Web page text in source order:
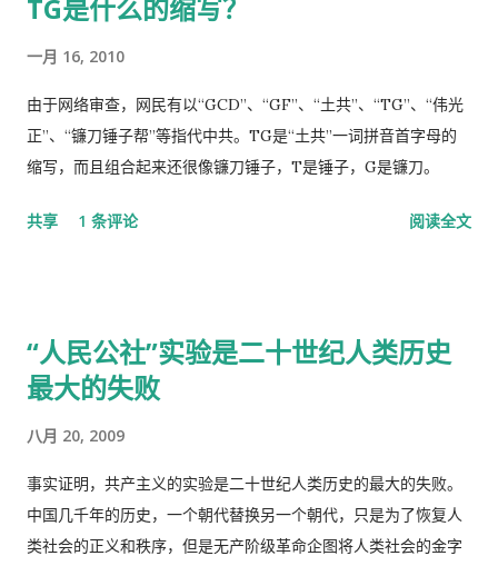
瘟疫是由于你渎职，刻意隐瞒而直接造成的，你必须象个有担当
甩锅，妄图嫁禍於人，这样做的结果，一定是搬起石头砸自己的
脚...
让我去一个很远的诊所去。 我说，就在这里等，如果医生如果空
和我的烂鼻子。 她说，没有这样的规矩。 于是我差点跟她吵起
来。 她还是跟我说去那个很远的诊所去，我就跟她说，我不能开
车，我得坐公共汽车花三四个小时去那里，我宁可在这里等三四
十分钟，让医生抽空看一下我。 她还是坚持让我去那个诊所，于
飞机回中国去看我的医生。 于是我就走了，当然我没有回国看医
享受政府福利的 正在找工作，并且接受待业补贴的 退伍军人 还
有一些其它的人，我也不清楚是什么。总之工作并且付税的人看
付钱。 这里的药费很奇怪，没有考证过，不管医生开的一种药或
者十种药，都一个价钱，6镑多。
TG是什么的缩写？
一月 16, 2010
由于网络审查，网民有以“GCD”、“GF”、“土共”、“TG”、“伟光
正”、“镰刀锤子帮”等指代中共。TG是“土共”一词拼音首字母的
缩写，而且组合起来还很像镰刀锤子，T是锤子，G是镰刀。
共享 1 条评论 阅读全文
“人民公社”实验是二十世纪人类历史
最大的失败
八月 20, 2009
事实证明，共产主义的实验是二十世纪人类历史的最大的失败。
中国几千年的历史，一个朝代替换另一个朝代，只是为了恢复人
类社会的正义和秩序，但是无产阶级革命企图将人类社会的金字